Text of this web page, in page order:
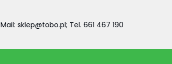
Mail: sklep@tobo.pl; Tel. 661 467 190